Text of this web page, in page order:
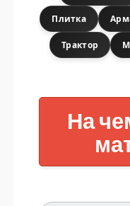
Плитка
Трактор
На